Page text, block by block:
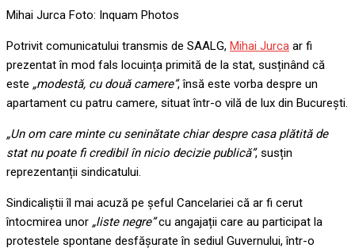
Mihai Jurca Foto: Inquam Photos
Potrivit comunicatului transmis de SAALG, Mihai Jurca ar fi
prezentat în mod fals locuința primită de la stat, susținând că
este „modestă, cu două camere”, însă este vorba despre un
apartament cu patru camere, situat într-o vilă de lux din București.
„Un om care minte cu seninătate chiar despre casa plătită de
stat nu poate fi credibil în nicio decizie publică”, susțin
reprezentanții sindicatului.
Sindicaliștii îl mai acuză pe șeful Cancelariei că ar fi cerut
întocmirea unor „liste negre”cu angajații care au participat la
protestele spontane desfășurate în sediul Guvernului, într-o